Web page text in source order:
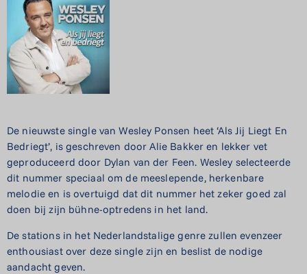
De nieuwste single van Wesley Ponsen heet ‘Als Jij Liegt En
Bedriegt’, is geschreven door Alie Bakker en lekker vet
geproduceerd door Dylan van der Feen. Wesley selecteerde
dit nummer speciaal om de meeslepende, herkenbare
melodie en is overtuigd dat dit nummer het zeker goed zal
doen bij zijn bühne-optredens in het land.
De stations in het Nederlandstalige genre zullen evenzeer
enthousiast over deze single zijn en beslist de nodige
aandacht geven.